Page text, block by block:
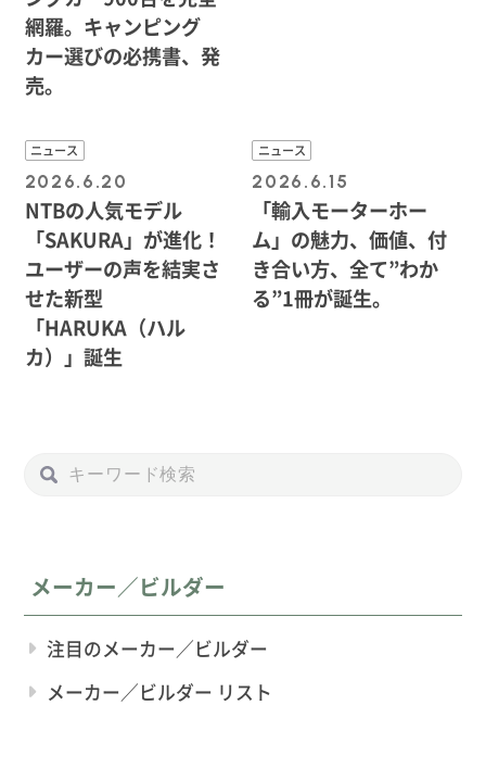
網羅。キャンピング
カー選びの必携書、発
売。
ニュース
2026.6.20
NTBの人気モデル
「SAKURA」が進化！
ユーザーの声を結実さ
せた新型
「HARUKA（ハル
カ）」誕生
ニュース
2026.6.15
「輸入モーターホー
ム」の魅力、価値、付
き合い方、全て”わか
る”1冊が誕生。
メーカー／ビルダー
注目のメーカー／ビルダー
メーカー／ビルダー リスト